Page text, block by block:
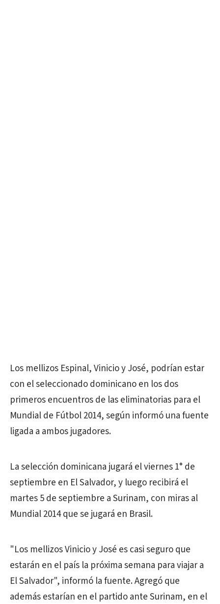
Los mellizos Espinal, Vinicio y José, podrían estar
con el seleccionado dominicano en los dos
primeros encuentros de las eliminatorias para el
Mundial de Fútbol 2014, según informó una fuente
ligada a ambos jugadores.
La selección dominicana jugará el viernes 1° de
septiembre en El Salvador, y luego recibirá el
martes 5 de septiembre a Surinam, con miras al
Mundial 2014 que se jugará en Brasil.
"Los mellizos Vinicio y José es casi seguro que
estarán en el país la próxima semana para viajar a
El Salvador", informó la fuente. Agregó que
además estarían en el partido ante Surinam, en el